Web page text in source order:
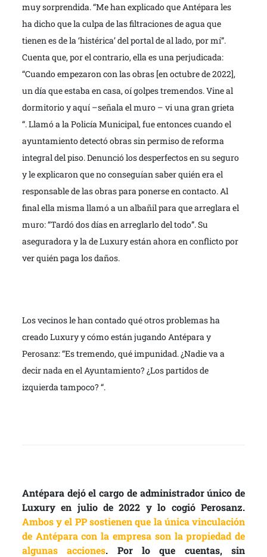
muy sorprendida. “Me han explicado que Antépara les
ha dicho que la culpa de las filtraciones de agua que
tienen es de la ‘histérica’ del portal de al lado, por mí”.
Cuenta que, por el contrario, ella es una perjudicada:
“Cuando empezaron con las obras [en octubre de 2022],
un día que estaba en casa, oí golpes tremendos. Vine al
dormitorio y aquí –señala el muro – vi una gran grieta
“. Llamó a la Policía Municipal, fue entonces cuando el
ayuntamiento detectó obras sin permiso de reforma
integral del piso. Denunció los desperfectos en su seguro
y le explicaron que no conseguían saber quién era el
responsable de las obras para ponerse en contacto. Al
final ella misma llamó a un albañil para que arreglara el
muro: “Tardó dos días en arreglarlo del todo”. Su
aseguradora y la de Luxury están ahora en conflicto por
ver quién paga los daños.
Los vecinos le han contado qué otros problemas ha
creado Luxury y cómo están jugando Antépara y
Perosanz: “Es tremendo, qué impunidad. ¿Nadie va a
decir nada en el Ayuntamiento? ¿Los partidos de
izquierda tampoco? “.
Antépara dejó el cargo de administrador único de
Luxury en julio de 2022 y lo cogió Perosanz.
Ambos y el PP sostienen que la única vinculación
de Antépara con la empresa son la propiedad de
algunas acciones. Por lo que cuentas, sin